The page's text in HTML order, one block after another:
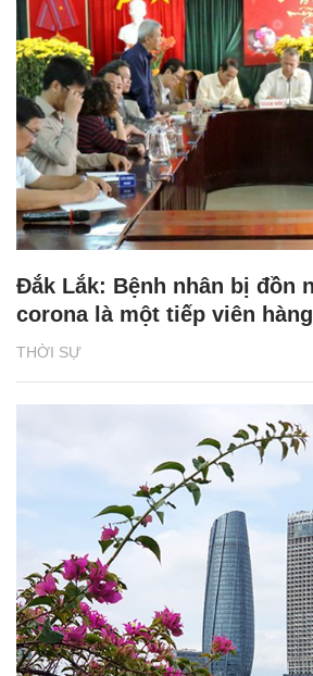
THỜI SỰ
Đắk Lắk: Bệnh nhân bị đồn
corona là một tiếp viên